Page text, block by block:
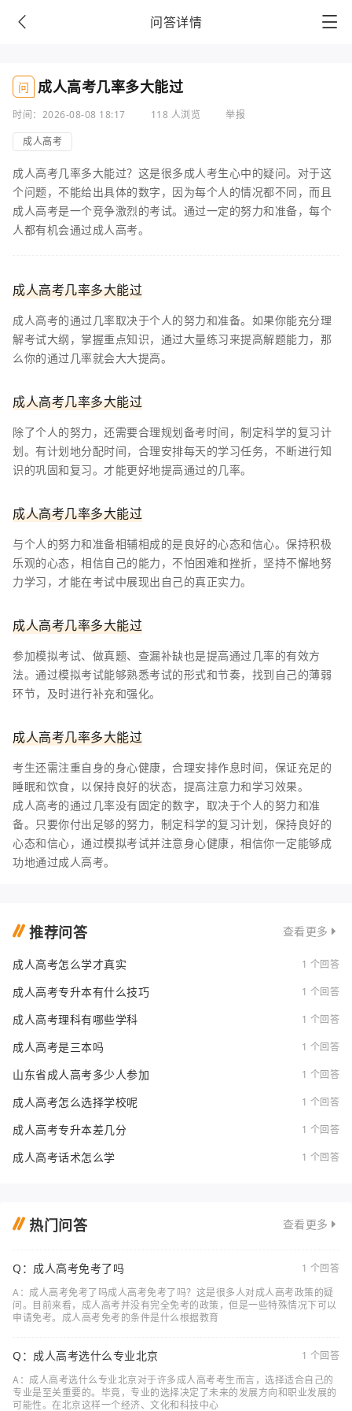
问答详情
问 成人高考几率多大能过
时间：2026-08-08 18:17 118 人浏览
举报
成人高考
成人高考几率多大能过？这是很多成人考生心中的疑问。对于这
个问题，不能给出具体的数字，因为每个人的情况都不同，而且
成人高考是一个竞争激烈的考试。通过一定的努力和准备，每个
人都有机会通过成人高考。
成人高考几率多大能过
成人高考的通过几率取决于个人的努力和准备。如果你能充分理
解考试大纲，掌握重点知识，通过大量练习来提高解题能力，那
么你的通过几率就会大大提高。
成人高考几率多大能过
除了个人的努力，还需要合理规划备考时间，制定科学的复习计
划。有计划地分配时间，合理安排每天的学习任务，不断进行知
识的巩固和复习。才能更好地提高通过的几率。
成人高考几率多大能过
与个人的努力和准备相辅相成的是良好的心态和信心。保持积极
乐观的心态，相信自己的能力，不怕困难和挫折，坚持不懈地努
力学习，才能在考试中展现出自己的真正实力。
成人高考几率多大能过
参加模拟考试、做真题、查漏补缺也是提高通过几率的有效方
法。通过模拟考试能够熟悉考试的形式和节奏，找到自己的薄弱
环节，及时进行补充和强化。
成人高考几率多大能过
考生还需注重自身的身心健康，合理安排作息时间，保证充足的
睡眠和饮食，以保持良好的状态，提高注意力和学习效果。
成人高考的通过几率没有固定的数字，取决于个人的努力和准
备。只要你付出足够的努力，制定科学的复习计划，保持良好的
心态和信心，通过模拟考试并注意身心健康，相信你一定能够成
功地通过成人高考。
推荐问答 查看更多
成人高考怎么学才真实 1 个回答
成人高考专升本有什么技巧 1 个回答
成人高考理科有哪些学科 1 个回答
成人高考是三本吗 1 个回答
山东省成人高考多少人参加 1 个回答
成人高考怎么选择学校呢 1 个回答
成人高考专升本差几分 1 个回答
成人高考话术怎么学 1 个回答
热门问答 查看更多
Q：成人高考免考了吗
1 个回答
A：成人高考免考了吗成人高考免考了吗？这是很多人对成人高考政策的疑
问。目前来看，成人高考并没有完全免考的政策，但是一些特殊情况下可以
申请免考。成人高考免考的条件是什么根据教育
Q：成人高考选什么专业北京
1 个回答
A：成人高考选什么专业北京对于许多成人高考考生而言，选择适合自己的
专业是至关重要的。毕竟，专业的选择决定了未来的发展方向和职业发展的
可能性。在北京这样一个经济、文化和科技中心